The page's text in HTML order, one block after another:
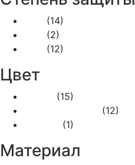
(14)
(2)
(12)
Цвет
(15)
(12)
(1)
Материал